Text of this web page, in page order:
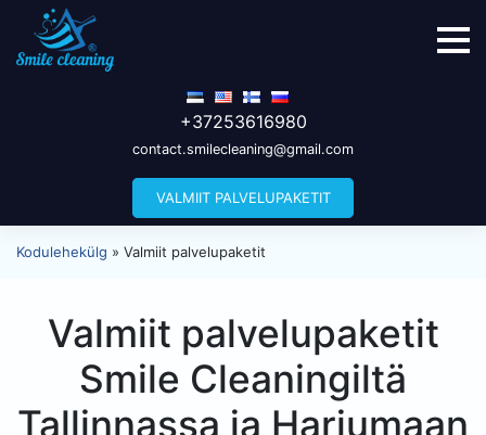
+37253616980
contact.smilecleaning@gmail.com
VALMIIT PALVELUPAKETIT
Kodulehekülg » Valmiit palvelupaketit
Valmiit palvelupaketit
Smile Cleaningiltä
Tallinnassa ja Harjumaan